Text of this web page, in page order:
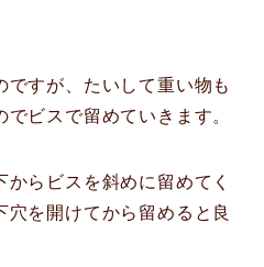
すが、たいして重い物も
ビスで留めていきます。
らビスを斜めに留めてく
を開けてから留めると良